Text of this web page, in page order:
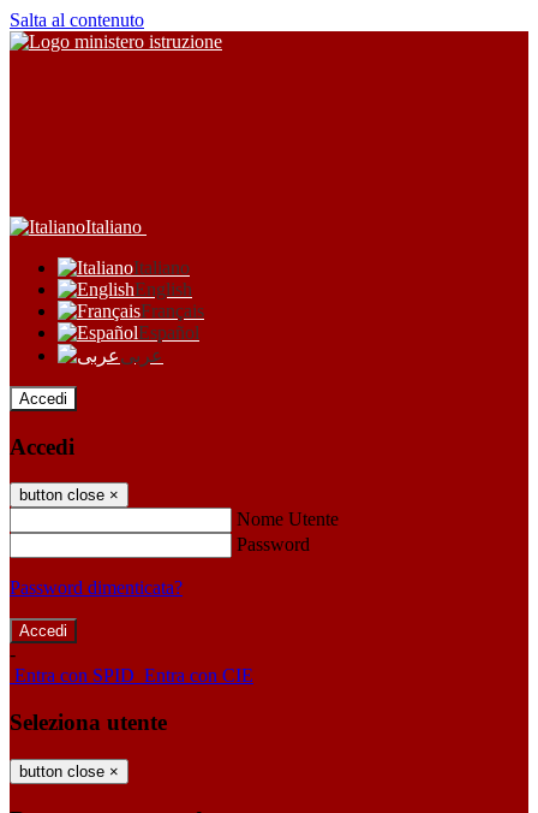
Salta al contenuto
Italiano
Italiano
English
Français
Español
عربى
Accedi
Accedi
button close ×
Nome Utente
Password
Password dimenticata?
-
Entra con SPID Entra con CIE
Seleziona utente
button close ×